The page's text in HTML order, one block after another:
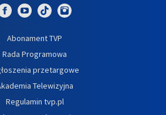
Abonament TVP
Rada Programowa
przetargowe
Telewizyjna
Regulamin tvp.pl